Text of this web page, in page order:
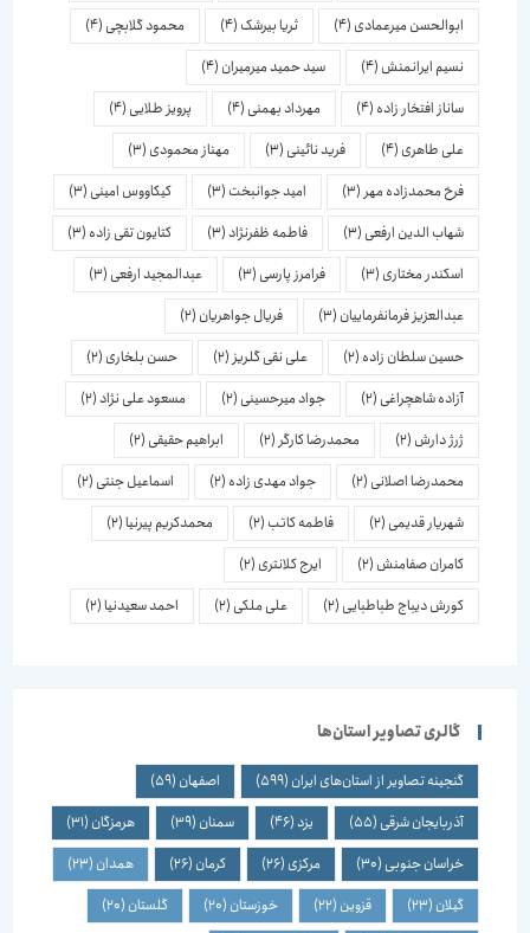
ابوالحسن میرعمادی(4) ثریا بیرشک(4) محمود گلابچی(4)
نسیم ایرانمنش(4) سید حمید میرمیران(4)
ساناز افتخار زاده(4) مهرداد بهمنی(4) پرویز طلایی(4)
علی طاهری(4) فرید نائینی(3) مهناز محمودی(3)
فرخ محمدزاده مهر (3) امید جوانبخت(3) کیکاووس امینی(3)
شهاب الدین ارفعی(3) فاطمه ظفرنژاد(3) کتایون تقی زاده(3)
اسكندر مختاری(3) فرامرز پارسی(3) عبدالمجید ارفعی(3)
عبدالعزیز فرمانفرماییان(3) فریال جواهریان(2)
حسین سلطان زاده(2) علی نقی گلریز(2) حسن بلخاری(2)
آزاده شاهچراغی(2) جواد میرحسینی(2) مسعود علی نژاد (2)
ژرژ دارش(2) محمدرضا کارگر(2) ابراهیم حقیقی(2)
محمدرضا اصلانی(2) جواد مهدی زاده(2) اسماعیل جنتی(2)
شهریار قدیمی(2) فاطمه کاتب(2) محمدکریم پیرنیا(2)
کامران صفامنش(2) ایرج کلانتری(2)
کورش دیباج طباطبایی(2) علی ملکی(2) احمد سعیدنیا(2)
گالری تصاویر استان‌ها
گنجینه تصاویر از استان‌های ایران(599) اصفهان(59)
آذربایجان شرقی(55)
(46) سمنان(39) هرمزگان(31)
خراسان جنوبی(30) مرکزی(26) کرمان(26) همدان(23)
گیلان(23) قزوین(22) خوزستان(20) گلستان(20)